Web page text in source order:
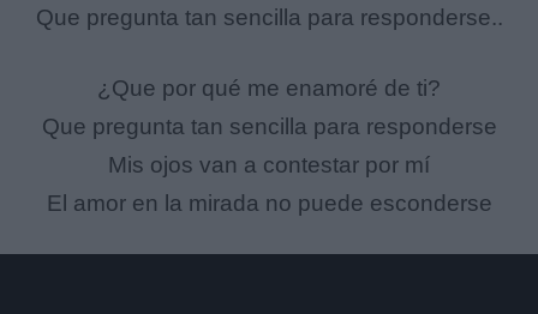
Que pregunta tan sencilla para responderse..
¿Que por qué me enamoré de ti?
Que pregunta tan sencilla para responderse
Mis ojos van a contestar por mí
El amor en la mirada no puede esconderse